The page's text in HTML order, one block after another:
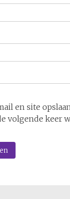
en site
volgende keer